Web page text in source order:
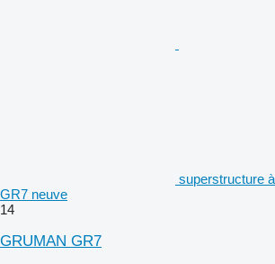
superstructure
GR7 neuve
14
GRUMAN GR7